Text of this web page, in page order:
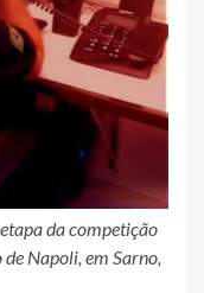
da competição
Napoli, em Sarno,